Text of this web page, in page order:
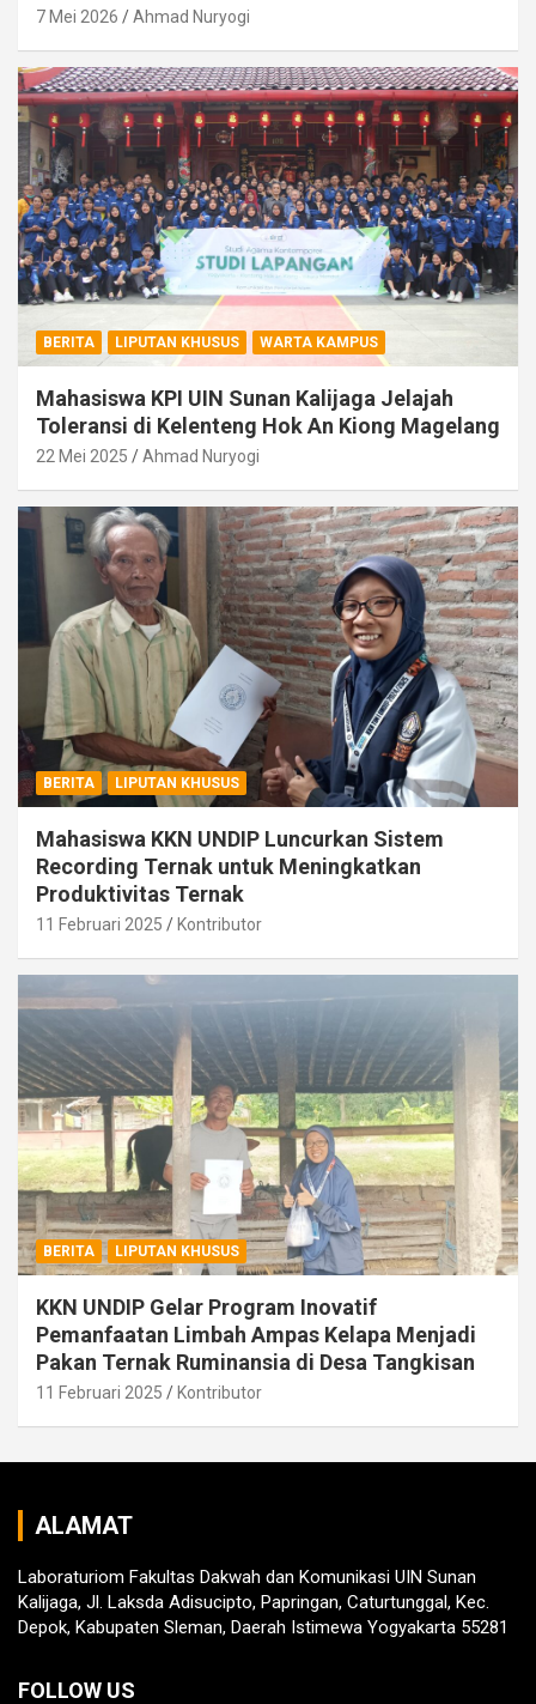
7 Mei 2026 Ahmad Nuryogi
BERITA LIPUTAN KHUSUS WARTA KAMPUS
Mahasiswa KPI UIN Sunan Kalijaga Jelajah
Toleransi di Kelenteng Hok An Kiong Magelang
22 Mei 2025 Ahmad Nuryogi
BERITA LIPUTAN KHUSUS
Mahasiswa KKN UNDIP Luncurkan Sistem
Recording Ternak untuk Meningkatkan
Produktivitas Ternak
11 Februari 2025 Kontributor
BERITA LIPUTAN KHUSUS
KKN UNDIP Gelar Program Inovatif
Pemanfaatan Limbah Ampas Kelapa Menjadi
Pakan Ternak Ruminansia di Desa Tangkisan
11 Februari 2025 Kontributor
ALAMAT
Laboraturiom Fakultas Dakwah dan Komunikasi UIN Sunan
Kalijaga, Jl. Laksda Adisucipto, Papringan, Caturtunggal, Kec.
Depok, Kabupaten Sleman, Daerah Istimewa Yogyakarta 55281
FOLLOW US